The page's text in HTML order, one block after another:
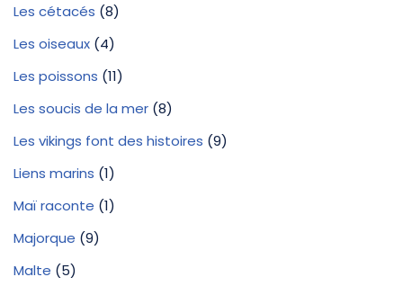
Les cétacés (8)
Les oiseaux (4)
Les poissons (11)
Les soucis de la mer (8)
Les vikings font des histoires (9)
Liens marins (1)
Maï raconte (1)
Majorque (9)
Malte (5)